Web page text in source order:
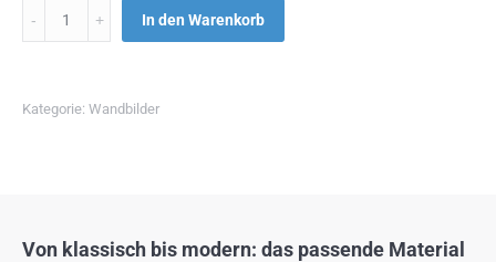
Menge In den Warenkorb
Kategorie: Wandbilder
Von klassisch bis modern: das passende Material